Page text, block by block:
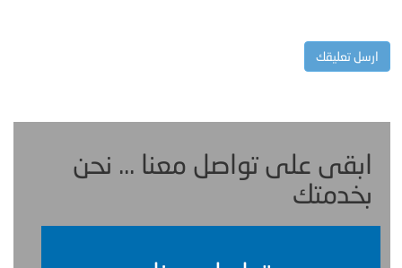
ابقى على تواصل معنا ... نحن
بخدمتك